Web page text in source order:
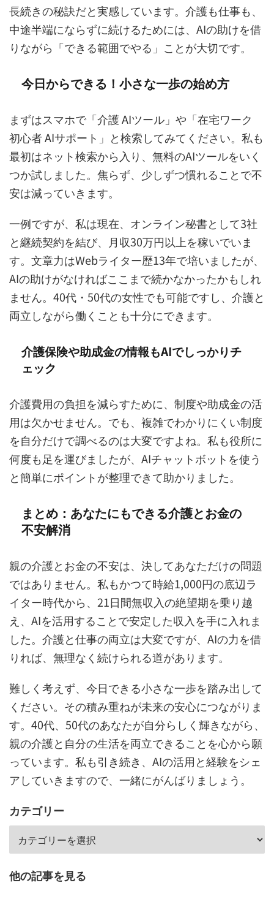
長続きの秘訣だと実感しています。介護も仕事も、
中途半端にならずに続けるためには、AIの助けを借
りながら「できる範囲でやる」ことが大切です。
今日からできる！小さな一歩の始め方
まずはスマホで「介護 AIツール」や「在宅ワーク
初心者 AIサポート」と検索してみてください。私も
最初はネット検索から入り、無料のAIツールをいく
つか試しました。焦らず、少しずつ慣れることで不
安は減っていきます。
一例ですが、私は現在、オンライン秘書として3社
と継続契約を結び、月収30万円以上を稼いでいま
す。文章力はWebライター歴13年で培いましたが、
AIの助けがなければここまで続かなかったかもしれ
ません。40代・50代の女性でも可能ですし、介護と
両立しながら働くことも十分にできます。
介護保険や助成金の情報もAIでしっかりチ
ェック
介護費用の負担を減らすために、制度や助成金の活
用は欠かせません。でも、複雑でわかりにくい制度
を自分だけで調べるのは大変ですよね。私も役所に
何度も足を運びましたが、AIチャットボットを使う
と簡単にポイントが整理できて助かりました。
まとめ：あなたにもできる介護とお金の
不安解消
親の介護とお金の不安は、決してあなただけの問題
ではありません。私もかつて時給1,000円の底辺ラ
イター時代から、21日間無収入の絶望期を乗り越
え、AIを活用することで安定した収入を手に入れま
した。介護と仕事の両立は大変ですが、AIの力を借
りれば、無理なく続けられる道があります。
難しく考えず、今日できる小さな一歩を踏み出して
ください。その積み重ねが未来の安心につながりま
す。40代、50代のあなたが自分らしく輝きながら、
親の介護と自分の生活を両立できることを心から願
っています。私も引き続き、AIの活用と経験をシェ
アしていきますので、一緒にがんばりましょう。
カテゴリー
他の記事を見る